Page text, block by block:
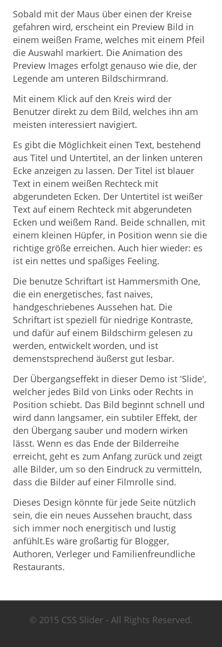
Sobald mit der Maus über einen der Kreise
gefahren wird, erscheint ein Preview Bild in
einem weißen Frame, welches mit einem Pfeil
die Auswahl markiert. Die Animation des
Preview Images erfolgt genauso wie die, der
Legende am unteren Bildschirmrand.
Mit einem Klick auf den Kreis wird der
Benutzer direkt zu dem Bild, welches ihn am
meisten interessiert navigiert.
Es gibt die Möglichkeit einen Text, bestehend
aus Titel und Untertitel, an der linken unteren
Ecke anzeigen zu lassen. Der Titel ist blauer
Text in einem weißen Rechteck mit
abgerundeten Ecken. Der Untertitel ist weißer
Text auf einem Rechteck mit abgerundeten
Ecken und weißem Rand. Beide schnallen, mit
einem kleinen Hüpfer, in Position wenn sie die
richtige größe erreichen. Auch hier wieder: es
ist ein nettes und spaßiges Feeling.
Die benutze Schriftart ist Hammersmith One,
die ein energetisches, fast naives,
handgeschriebenes Aussehen hat. Die
Schriftart ist speziell für niedrige Kontraste,
und dafür auf einem Bildschirm gelesen zu
werden, entwickelt worden, und ist
demenstsprechend äußerst gut lesbar.
Der Übergangseffekt in dieser Demo ist 'Slide',
welcher jedes Bild von Links oder Rechts in
Position schiebt. Das Bild beginnt schnell und
wird dann langsamer, ein subtiler Effekt, der
den Übergang sauber und modern wirken
lässt. Wenn es das Ende der Bilderreihe
erreicht, geht es zum Anfang zurück und zeigt
alle Bilder, um so den Eindruck zu vermitteln,
dass die Bilder auf einer Filmrolle sind.
Dieses Design könnte für jede Seite nützlich
sein, die ein neues Aussehen braucht, dass
sich immer noch energitisch und lustig
anfühlt.Es wäre großartig für Blogger,
Authoren, Verleger und Familienfreundliche
Restaurants.
© 2015 CSS Slider - All Rights Reserved.